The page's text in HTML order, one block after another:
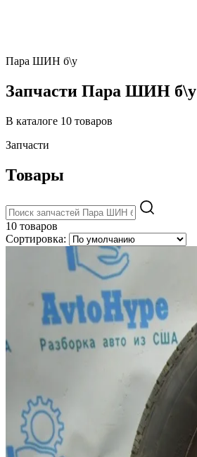
Пара ШИН б\у
Запчасти Пара ШИН б\у
В каталоге 10 товаров
Запчасти
Товары
10 товаров
Сортировка: